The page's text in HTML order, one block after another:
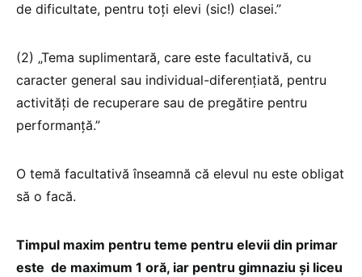
de dificultate, pentru toți elevi (sic!) clasei.”
(2) „Tema suplimentară, care este facultativă, cu
caracter general sau individual-diferențiată, pentru
activități de recuperare sau de pregătire pentru
performanță.”
O temă facultativă înseamnă că elevul nu este obligat
să o facă.
Timpul maxim pentru teme pentru elevii din primar
este de maximum 1 oră, iar pentru gimnaziu și liceu